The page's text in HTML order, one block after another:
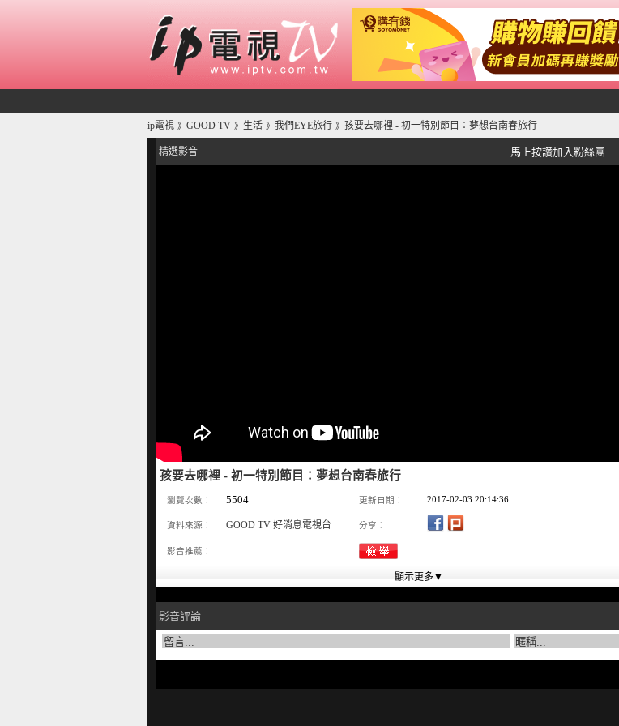
ip電視 》 GOOD TV 》 生活 》 我們EYE旅行 》 孩要去哪裡 - 初一特別節目：夢想台南春旅行
精選影音 馬上按讚加入粉絲團
孩要去哪裡 - 初一特別節目：夢想台南春旅行
瀏覽次數： 5504 更新日期： 2017-02-03 20:14:36
資料來源： GOOD TV 好消息電視台 分享：
影音推薦：
影音評論